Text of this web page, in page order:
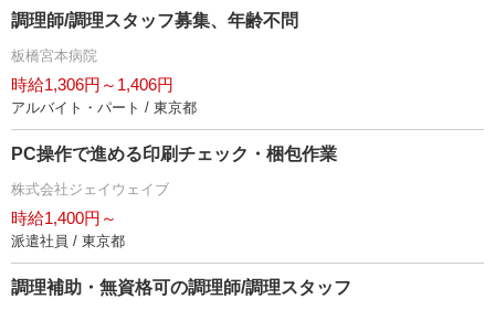
調理師/調理スタッフ募集、年齢不問
板橋宮本病院
時給1,306円～1,406円
アルバイト・パート / 東京都
PC操作で進める印刷チェック・梱包作業
株式会社ジェイウェイブ
時給1,400円～
派遣社員 / 東京都
調理補助・無資格可の調理師/調理スタッフ